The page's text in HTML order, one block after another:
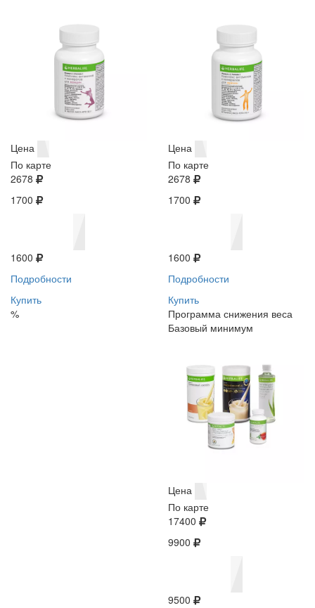
Цена
По карте
2678
1700
1600
Подробности
Купить
%
Цена
По карте
2678
1700
1600
Подробности
Купить
Программа снижения веса
Базовый минимум
Цена
По карте
17400
9900
9500